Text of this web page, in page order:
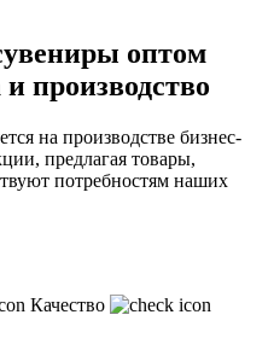
оптом
производство
на производстве бизнес-
предлагая товары,
потребностям наших
Качество